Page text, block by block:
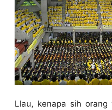
Llau, kenapa sih